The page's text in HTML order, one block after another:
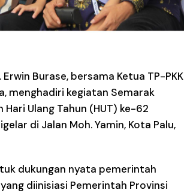
Burase, bersama Ketua TP-PKK
menghadiri kegiatan Semarak
Ulang Tahun (HUT) ke-62
di Jalan Moh. Yamin, Kota Palu,
dukungan nyata pemerintah
diinisiasi Pemerintah Provinsi